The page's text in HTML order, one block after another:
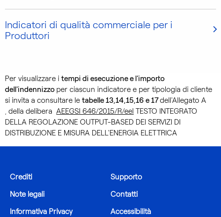
Indicatori di qualità commerciale per i
Produttori
Per visualizzare i tempi di esecuzione e l'importo
dell'indennizzo per ciascun indicatore e per tipologia di cliente
si invita a consultare le tabelle 13,14,15,16 e 17dell'Allegato A
, della delibera AEEGSI 646/2015/R/eel TESTO INTEGRATO
DELLA REGOLAZIONE OUTPUT-BASED DEI SERVIZI DI
DISTRIBUZIONE E MISURA DELL'ENERGIA ELETTRICA
Crediti
Note legali
Informativa Privacy
Supporto
Contatti
Accessibilità